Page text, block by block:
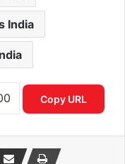
India
Copy URL